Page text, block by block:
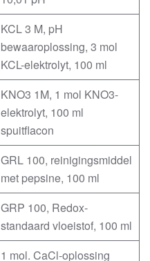
KCL 3 M, pH
bewaaroplossing, 3 mol
KCL-elektrolyt, 100 ml
KNO3 1M, 1 mol KNO3-
elektrolyt, 100 ml
spuitflacon
GRL 100, reinigingsmiddel
met pepsine, 100 ml
GRP 100, Redox-
standaard vloeistof, 100 ml
1 mol. CaCl-oplossing